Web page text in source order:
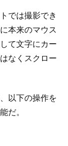
では撮影でき
本来のマウス
て文字にカー
なくスクロー
以下の操作を
だ。